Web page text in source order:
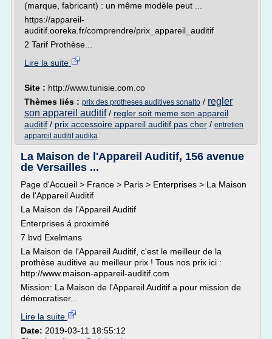
(marque, fabricant) : un même modèle peut ...
https://appareil-
auditif.ooreka.fr/comprendre/prix_appareil_auditif
2 Tarif Prothèse...
Lire la suite
Site : http://www.tunisie.com.co
Thèmes liés : prix des protheses auditives sonalto / regler
son appareil auditif/ regler soit meme son appareil
auditif / prix accessoire appareil auditif pas cher / entretien
appareil auditif audika
La Maison de l'Appareil Auditif, 156 avenue
de Versailles ...
Page d'Accueil > France > Paris > Enterprises > La Maison
de l'Appareil Auditif
La Maison de l'Appareil Auditif
Enterprises á proximité
7 bvd Exelmans
La Maison de l'Appareil Auditif, c'est le meilleur de la
prothèse auditive au meilleur prix ! Tous nos prix ici :
http://www.maison-appareil-auditif.com
Mission: La Maison de l'Appareil Auditif a pour mission de
démocratiser...
Lire la suite
Date: 2019-03-11 18:55:12